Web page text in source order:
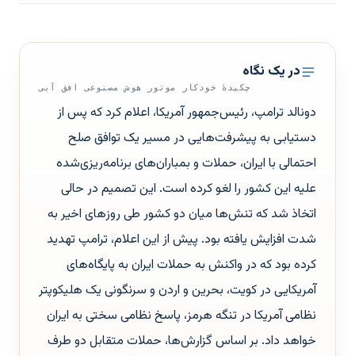
در یک نگاه
چکیدهٔ خودکار موتور هوش مصنوعی افق آبی
دونالد ترامپ، رئیس‌جمهور آمریکا، اعلام کرد که پس از
دستیابی به پیشرفت‌هایی در مسیر یک توافق صلح
احتمالی با ایران، حملات و بمباران‌های برنامه‌ریزی‌شده
علیه این کشور را لغو کرده است. این تصمیم در حالی
اتخاذ شد که تنش‌ها میان دو کشور طی روزهای اخیر به
شدت افزایش یافته بود. پیش از این اعلام، ترامپ تهدید
کرده بود که در واکنش به حملات ایران به پایگاه‌های
آمریکایی در کویت، بحرین و اردن و سرنگونی یک هلیکوپتر
نظامی آمریکا در تنگه هرمز، پاسخ نظامی سختی به ایران
خواهد داد. بر اساس گزارش‌ها، حملات متقابل دو طرف